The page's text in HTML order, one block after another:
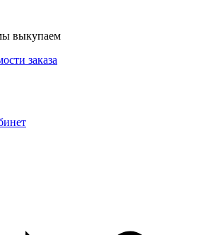
выкупаем
заказа